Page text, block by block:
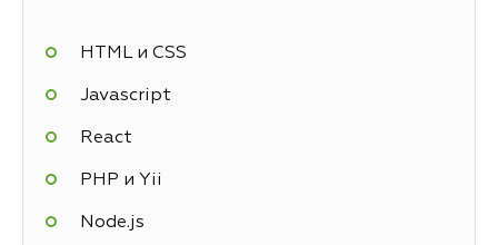
HTML и CSS
Javascript
React
PHP и Yii
Node.js